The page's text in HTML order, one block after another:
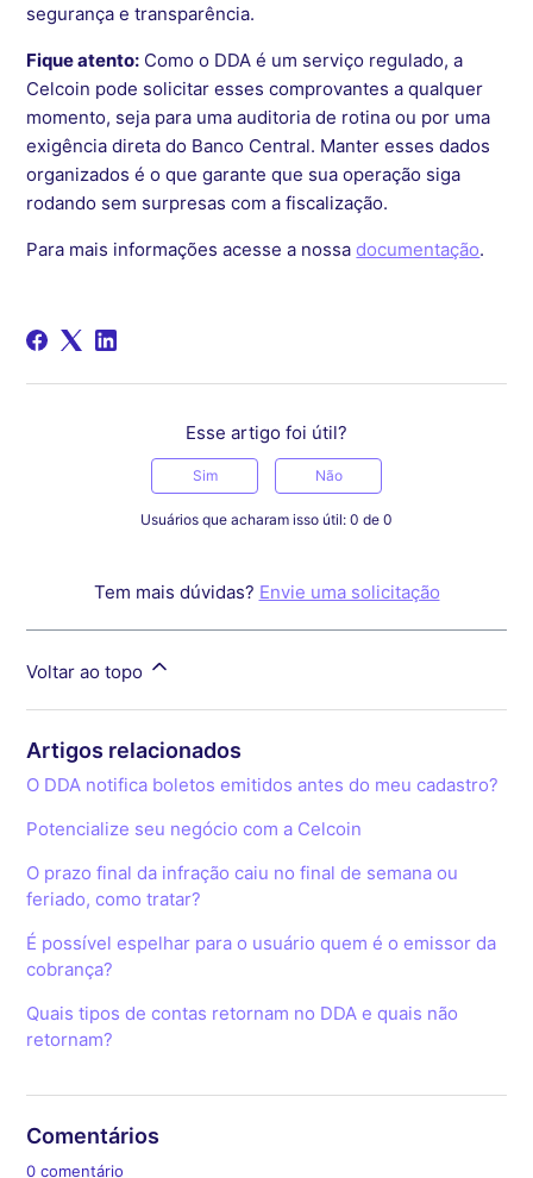
segurança e transparência.
Fique atento: Como o DDA é um serviço regulado, a
Celcoin pode solicitar esses comprovantes a qualquer
momento, seja para uma auditoria de rotina ou por uma
exigência direta do Banco Central. Manter esses dados
organizados é o que garante que sua operação siga
rodando sem surpresas com a fiscalização.
Para mais informações acesse a nossadocumentação.
Esse artigo foi útil?
Sim Não
Usuários que acharam isso útil: 0 de 0
Tem mais dúvidas? Envie uma solicitação
Voltar ao topo
Artigos relacionados
O DDA notifica boletos emitidos antes do meu cadastro?
Potencialize seu negócio com a Celcoin
O prazo final da infração caiu no final de semana ou
feriado, como tratar?
É possível espelhar para o usuário quem é o emissor da
cobrança?
Quais tipos de contas retornam no DDA e quais não
retornam?
Comentários
0 comentário